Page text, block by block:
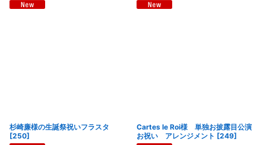
杉崎廉様の生誕祭祝いフラスタ
[250]
Cartes le Roi様 単独お披露目公演
お祝い アレンジメント [249]